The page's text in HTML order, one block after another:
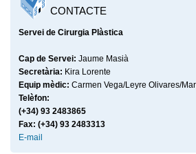
CONTACTE
Servei de Cirurgia Plàstica
Cap de Servei:Jaume Masià
Secretària: Kira Lorente
Equip mèdic: Carmen Vega/Leyre Olivares/
Telèfon:
(+34)93 2483865
Fax: (+34) 93 2483313
E-mail